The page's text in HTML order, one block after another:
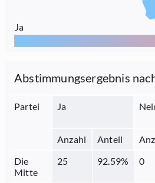
Ja
Abstimmungsergebnis
Partei Ja
Anzahl
Anteil
Die
Mitte
25 92.59% 0